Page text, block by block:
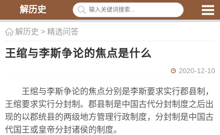
解历史
解历史 > 精选问答
王绾与李斯争论的焦点是什么
2020-12-10
王绾与李斯争论的焦点分别是李斯要求实行郡县制，
王绾要求实行分封制。郡县制是中国古代分封制度之后出
现的以郡统县的两级地方管理行政制度，分封制是中国古
代国王或皇帝分封诸侯的制度。